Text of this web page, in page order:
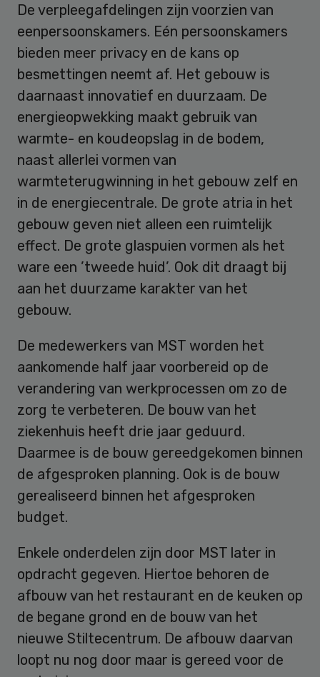
De verpleegafdelingen zijn voorzien van
eenpersoonskamers. Eén persoonskamers
bieden meer privacy en de kans op
besmettingen neemt af. Het gebouw is
daarnaast innovatief en duurzaam. De
energieopwekking maakt gebruik van
warmte- en koudeopslag in de bodem,
naast allerlei vormen van
warmteterugwinning in het gebouw zelf en
in de energiecentrale. De grote atria in het
gebouw geven niet alleen een ruimtelijk
effect. De grote glaspuien vormen als het
ware een ’tweede huid’. Ook dit draagt bij
aan het duurzame karakter van het
gebouw.
De medewerkers van MST worden het
aankomende half jaar voorbereid op de
verandering van werkprocessen om zo de
zorg te verbeteren. De bouw van het
ziekenhuis heeft drie jaar geduurd.
Daarmee is de bouw gereedgekomen binnen
de afgesproken planning. Ook is de bouw
gerealiseerd binnen het afgesproken
budget.
Enkele onderdelen zijn door MST later in
opdracht gegeven. Hiertoe behoren de
afbouw van het restaurant en de keuken op
de begane grond en de bouw van het
nieuwe Stiltecentrum. De afbouw daarvan
loopt nu nog door maar is gereed voor de